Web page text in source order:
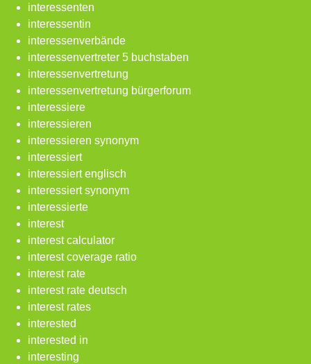
interessenten
interessentin
interessenverbände
interessenvertreter 5 buchstaben
interessenvertretung
interessenvertretung bürgerforum
interessiere
interessieren
interessieren synonym
interessiert
interessiert englisch
interessiert synonym
interessierte
interest
interest calculator
interest coverage ratio
interest rate
interest rate deutsch
interest rates
interested
interested in
interesting